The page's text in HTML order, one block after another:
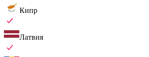
Кипр
Латвия